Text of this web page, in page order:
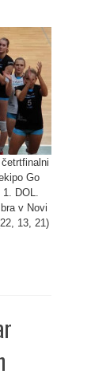
Go
1. DOL.
v Novi
13, 21)